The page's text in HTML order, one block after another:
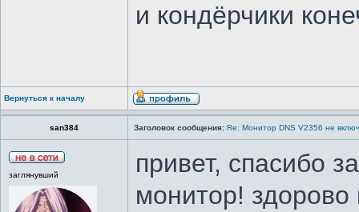
и кондёрчики
Вернуться к началу
san384 Заголовок сообщения: Re: Монитор DNS V2356 не
заглянувший
привет, спасибо
монитор!